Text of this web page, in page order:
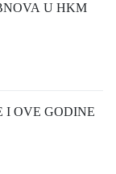
U HKM
I OVE GODINE